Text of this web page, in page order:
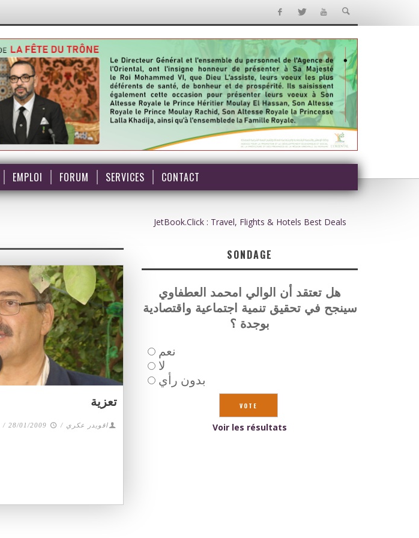
EMPLOI FORUM SERVICES CONTACT
تعزية
اقويدر عكري /
28/01/2009
/
JetBook.Click : Travel, Flights & Hotels Best Deals
SONDAGE
هل تعتقد أن الوالي امحمد العطفاوي
سينجح في تحقيق تنمية اجتماعية واقتصادية
بوجدة ؟
نعم
لا
بدون رأي
Voir les résultats